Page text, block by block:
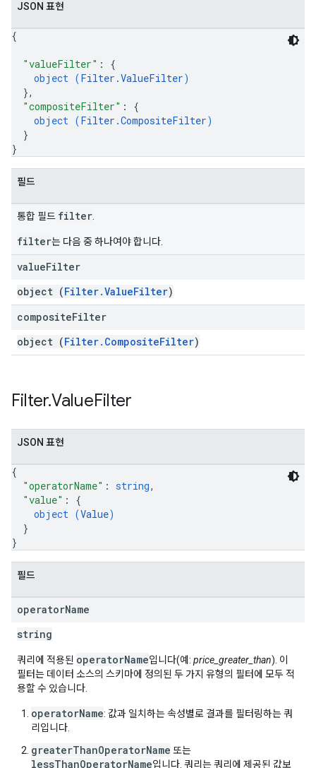
JSON 표현
{
"valueFilter" : {
object (Filter.ValueFilter)
},
"compositeFilter" : {
object (Filter.CompositeFilter)
}
}
필드
통합 필드 filter
filter는 다음 중 하나여야 합니다.
valueFilter
object (Filter.ValueFilter)
compositeFilter
object (Filter.CompositeFilter)
Filter.ValueFilter
JSON 표현
{
"operatorName" : string,
"value" : {
object (Value)
}
}
필드
operatorName
string
쿼리에 적용된 operatorName입니다(예: price_greater_than). 이
필터는 데이터 소스의 스키마에 정의된 두 가지 유형의 필터에 모두 적
용할 수 있습니다.
operatorName: 값과 일치하는 속성별로 결과를 필터링하는 쿼
리입니다.
greaterThanOperatorName 또는
lessThanOperatorName입니다. 쿼리는 쿼리에 제공된 값보